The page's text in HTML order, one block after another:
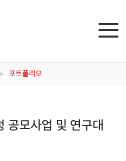
포트폴리오
공모사업 및 연구대